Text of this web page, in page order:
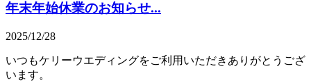
年末年始休業のお知らせ...
2025/12/28
いつもケリーウエディングをご利用いただきありがとうござ
います。